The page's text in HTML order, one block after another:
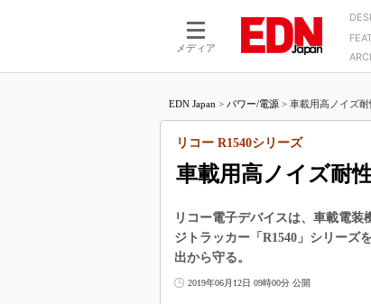
メディア
モーターLSI
つながるクルマ
エレクトロニクス入門
医療エレ（EE Times Japan）
製品解剖（EE Times Japan）
マイクロプロセッ
中堅技術者に贈る
用講座
たった2つの式で
バーターの設計
DC-DCコンバー
Wired, Weird
EDN Japan > パワー/電源 > 車載用高ノイズ耐
車載用高ノイズ耐
リコー R1540シリーズ
リコー電子デバイスは、車載電
ジトラッカー「R1540」シリーズ
出から守る。
2019年06月12日 09時00分 公開